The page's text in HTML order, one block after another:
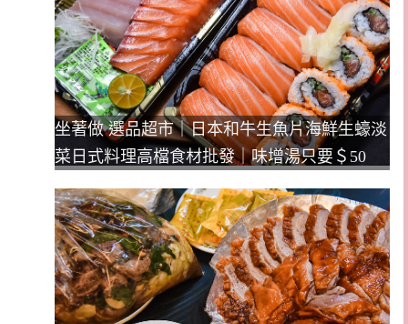
坐著做 選品超市｜日本和牛生魚片海鮮生蠔淡
菜日式料理高檔食材批發｜味增湯只要＄50